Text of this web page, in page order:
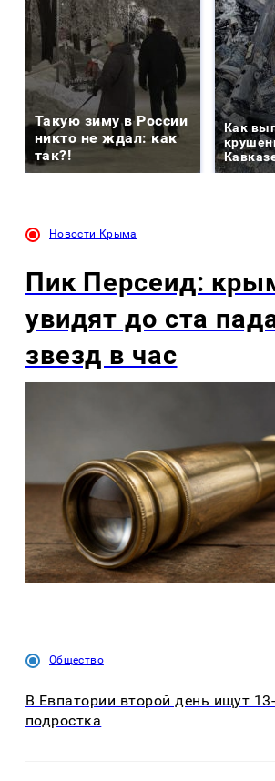
Такую зиму в России
никто не ждал: как
так?!
Как
Новости Крыма
Пик Персеид:
увидят до ста
звезд в час
Общество
В Евпатории второй день ищут
подростка